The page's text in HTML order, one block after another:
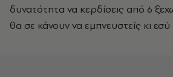
δυνατότητα να κερδίσεις από 6
θα σε κάνουν να εμπνευστείς κι εσύ